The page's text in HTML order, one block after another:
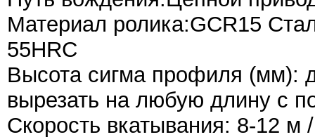
Материал ролика:GCR15
55HRC
Высота сигма профиля (мм):
вырезать на любую длину с
Скорость вкатывания: 8-12 м